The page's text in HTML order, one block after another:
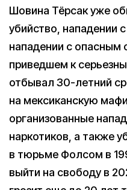
Шовина Тёрсак уже
убийство, нападении
нападении с опасным
приведшем к
отбывал 30-летний
на мексиканскую
организованные
наркотиков, а также
в тюрьме Фолсом в
выйти на свободу в